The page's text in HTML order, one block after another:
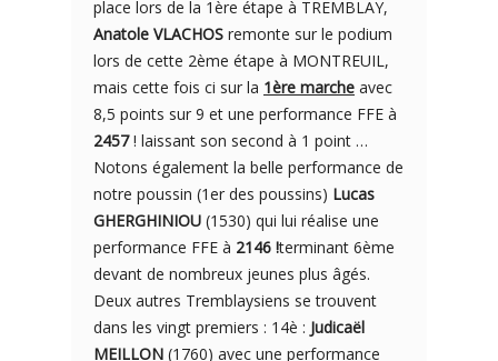
place lors de la 1ère étape à TREMBLAY,
Anatole VLACHOS remonte sur le podium
lors de cette 2ème étape à MONTREUIL,
mais cette fois ci sur la 1ère marche avec
8,5 points sur 9 et une performance FFE à
2457! laissant son second à 1 point …
Notons également la belle performance de
notre poussin (1er des poussins) Lucas
GHERGHINIOU (1530) qui lui réalise une
performance FFE à 2146 !terminant 6ème
devant de nombreux jeunes plus âgés.
Deux autres Tremblaysiens se trouvent
dans les vingt premiers : 14è : Judicaël
MEILLON (1760) avec une performance